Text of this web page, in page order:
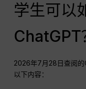
学生可以
ChatGPT
2026年7月28日查阅
以下内容：